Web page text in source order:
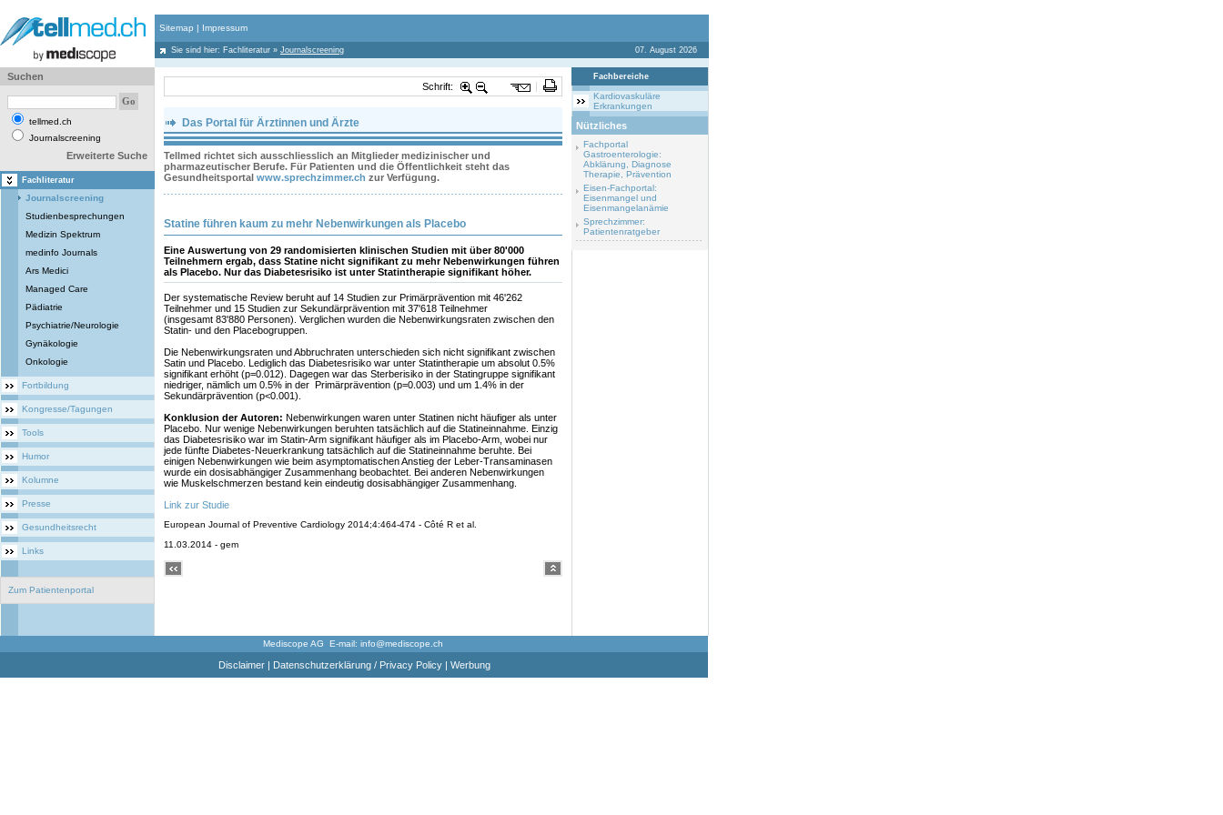
Sitemap | Impressum
Sie sind hier: Fachliteratur » Journalscreening 07. August 2026
Suchen
tellmed.ch
Journalscreening
Erweiterte Suche
Fachliteratur
Journalscreening
Studienbesprechungen
Medizin Spektrum
medinfo Journals
Ars Medici
Managed Care
Pädiatrie
Psychiatrie/Neurologie
Gynäkologie
Onkologie
Fortbildung
Kongresse/Tagungen
Tools
Humor
Kolumne
Presse
Gesundheitsrecht
Links
Zum Patientenportal
Schrift:
Das Portal für Ärztinnen und Ärzte
Tellmed richtet sich ausschliesslich an Mitglieder medizinischer und
pharmazeutischer Berufe. Für Patienten und die Öffentlichkeit steht das
Gesundheitsportal www.sprechzimmer.ch zur Verfügung.
Statine führen kaum zu mehr Nebenwirkungen als Placebo
Eine Auswertung von 29 randomisierten klinischen Studien mit über 80'000
Teilnehmern ergab, dass Statine nicht signifikant zu mehr Nebenwirkungen führen
als Placebo. Nur das Diabetesrisiko ist unter Statintherapie signifikant höher.
Der systematische Review beruht auf 14 Studien zur Primärprävention mit 46'262
Teilnehmer und 15 Studien zur Sekundärprävention mit 37'618 Teilnehmer
(insgesamt 83'880 Personen). Verglichen wurden die Nebenwirkungsraten zwischen den
Statin- und den Placebogruppen.
Die Nebenwirkungsraten und Abbruchraten unterschieden sich nicht signifikant zwischen
Satin und Placebo. Lediglich das Diabetesrisiko war unter Statintherapie um absolut 0.5%
signifikant erhöht (p=0.012). Dagegen war das Sterberisiko in der Statingruppe signifikant
niedriger, nämlich um 0.5% in der Primärprävention (p=0.003) und um 1.4% in der
Sekundärprävention (p<0.001).
Konklusion der Autoren: Nebenwirkungen waren unter Statinen nicht häufiger als unter
Placebo. Nur wenige Nebenwirkungen beruhten tatsächlich auf die Statineinnahme. Einzig
das Diabetesrisiko war im Statin-Arm signifikant häufiger als im Placebo-Arm, wobei nur
jede fünfte Diabetes-Neuerkrankung tatsächlich auf die Statineinnahme beruhte. Bei
einigen Nebenwirkungen wie beim asymptomatischen Anstieg der Leber-Transaminasen
wurde ein dosisabhängiger Zusammenhang beobachtet. Bei anderen Nebenwirkungen
wie Muskelschmerzen bestand kein eindeutig dosisabhängiger Zusammenhang.
Link zur Studie
European Journal of Preventive Cardiology 2014;4:464-474 - Côté R et al.
11.03.2014 - gem
Fachbereiche
Kardiovaskuläre
Erkrankungen
Nützliches
Fachportal
Gastroenterologie:
Abklärung, Diagnose
Therapie, Prävention
Eisen-Fachportal:
Eisenmangel und
Eisenmangelanämie
Sprechzimmer:
Patientenratgeber
Mediscope AG E-mail: info@mediscope.ch
Disclaimer| Datenschutzerklärung / Privacy Policy| Werbung